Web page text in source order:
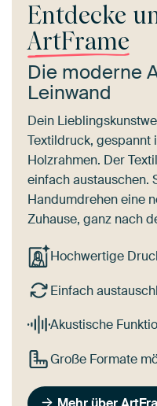
Entdecke
ArtFrame
Die moderne
Leinwand
Dein
Textildruck, gespannt
Holzrahmen. Der
einfach austauschen.
Handumdrehen eine
Zuhause, ganz nach
Hochwertige
Einfach
Akustische
Große Formate